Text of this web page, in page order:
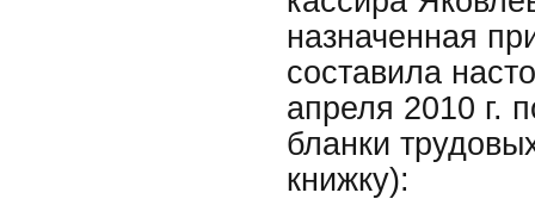
назначенная
составила
апреля 2010 г.
бланки
книжку):